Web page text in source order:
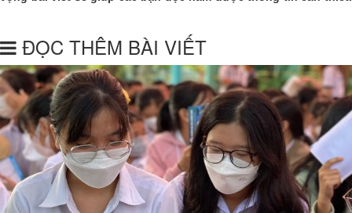
ĐỌC THÊM BÀI VIẾT